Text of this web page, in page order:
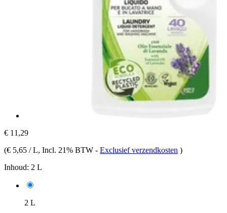
€ 11,29
(€ 5,65 / L, Incl. 21% BTW - Exclusief verzendkosten )
Inhoud: 2 L
2 L